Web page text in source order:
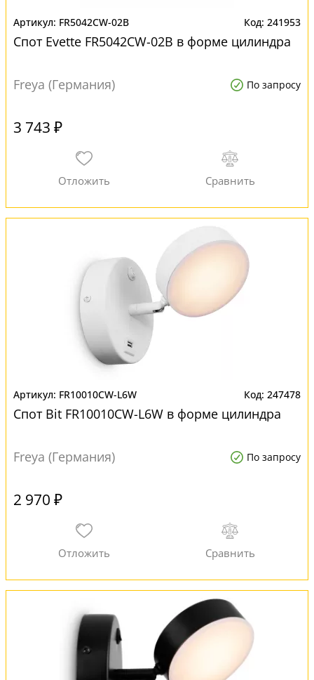
FR5042CW-02B 241953
Спот Evette FR5042CW-02B в форме цилиндра
Freya (Германия) По запросу
3 743 ₽
FR10010CW-L6W 247478
Спот Bit FR10010CW-L6W в форме цилиндра
Freya (Германия) По запросу
2 970 ₽